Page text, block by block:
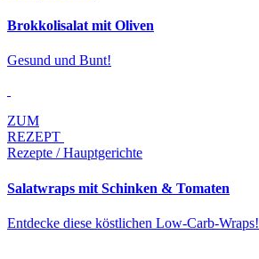
Brokkolisalat mit Oliven
Gesund und Bunt!
ZUM
REZEPT
Rezepte / Hauptgerichte
Salatwraps mit Schinken & Tomaten
Entdecke diese köstlichen Low-Carb-Wraps!